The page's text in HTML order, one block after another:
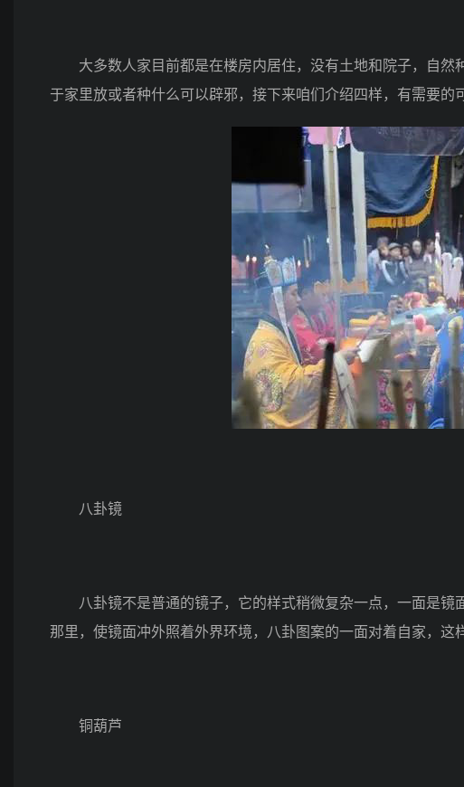
大多数人家目前都是在楼房内居住，没有土地和院子，自然
于家里放或者种什么可以辟邪，接下来咱们介绍四样，有需要的
八卦镜
八卦镜不是普通的镜子，它的样式稍微复杂一点，一面是镜
那里，使镜面冲外照着外界环境，八卦图案的一面对着自家，这
铜葫芦